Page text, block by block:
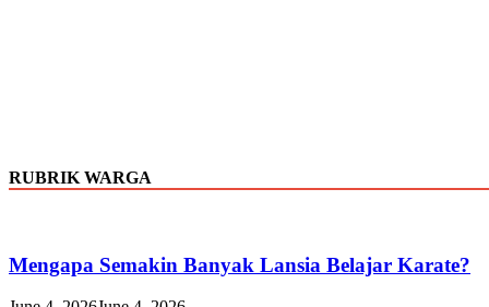
RUBRIK WARGA
Mengapa Semakin Banyak Lansia Belajar Karate?